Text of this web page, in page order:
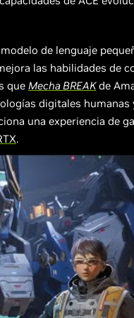
de lenguaje
las habilidades de
que Mecha BREAKde
digitales humanas
una experiencia de
.